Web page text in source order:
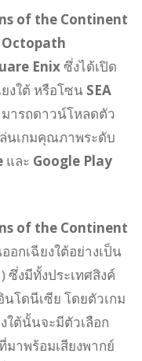
of the Continent
Octopath
Enixซึ่งได้เปิด
งใต้ หรือโซน SEA
ารถดาวน์โหลดตัว
นเกมคุณภาพระดับ
และ Google Play
of the Continent
อกเฉียงใต้อย่างเป็น
ซึ่งมีทั้งประเทศสิงค์
โดนีเซีย โดยตัวเกม
ใต้นั้นจะมีตัวเลือก
าพร้อมเสียงพากย์